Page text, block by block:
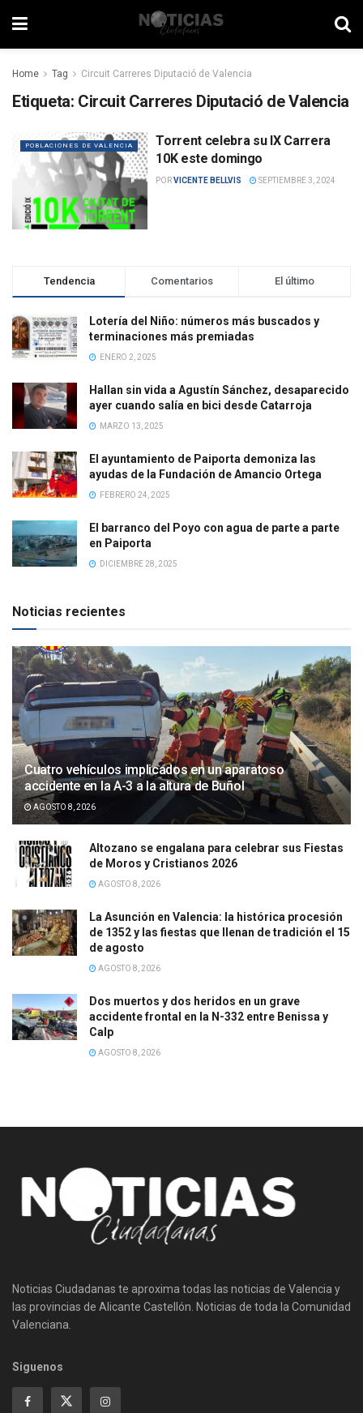
Home Tag Circuit Carreres Diputació de Valencia
Etiqueta: Circuit Carreres Diputació de Valencia
POBLACIONES DE VALENCIA
Torrent celebra su IX Carrera
10K este domingo
PORVICENTE BELLVIS SEPTIEMBRE 3, 2024
Tendencia Comentarios El último
Lotería del Niño: números más buscados y
terminaciones más premiadas
ENERO 2, 2025
Hallan sin vida a Agustín Sánchez, desaparecido
ayer cuando salía en bici desde Catarroja
MARZO 13, 2025
El ayuntamiento de Paiporta demoniza las
ayudas de la Fundación de Amancio Ortega
FEBRERO 24, 2025
El barranco del Poyo con agua de parte a parte
en Paiporta
DICIEMBRE 28, 2025
Noticias recientes
Cuatro vehículos implicados en un aparatoso
accidente en la A-3 a la altura de Buñol
AGOSTO 8, 2026
Altozano se engalana para celebrar sus Fiestas
de Moros y Cristianos 2026
AGOSTO 8, 2026
La Asunción en Valencia: la histórica procesión
de 1352 y las fiestas que llenan de tradición el 15
de agosto
AGOSTO 8, 2026
Dos muertos y dos heridos en un grave
accidente frontal en la N-332 entre Benissa y
Calp
AGOSTO 8, 2026
Noticias Ciudadanas te aproxima todas las noticias de Valencia y
las provincias de Alicante Castellón. Noticias de toda la Comunidad
Valenciana.
Siguenos